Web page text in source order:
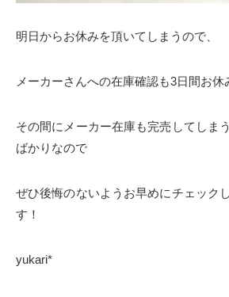
明日からお休みを頂いてしまうので、
メーカーさんへの在庫確認も3日間お休
その間にメーカー在庫も完売してしま
ばかりなので
ぜひ後悔のないようお早めにチェック
す！
yukari*